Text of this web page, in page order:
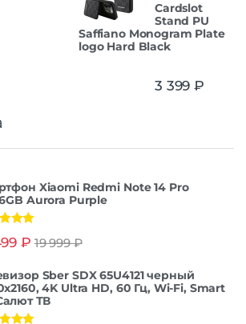
Cardslot
Stand PU
Saffiano Monogram Plate
logo Hard Black
3 399 ₽
Xiaomi Redmi Note 14 Pro
Aurora Purple
₽ 19 999₽
Sber SDX 65U4121 черный
4K Ultra HD, 60 Гц, Wi-Fi, Smart
ТВ